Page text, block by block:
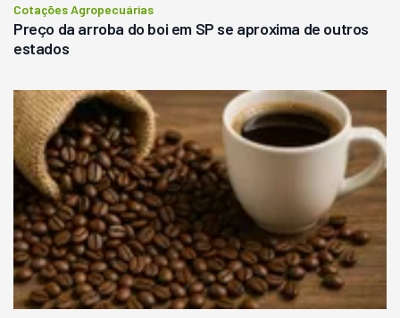
Cotações Agropecuárias
Preço da arroba do boi em SP se aproxima de outros
estados